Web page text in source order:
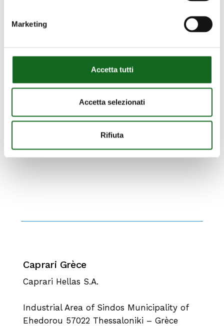
Marketing
Accetta tutti
Accetta selezionati
Rifiuta
Orton Southgate Peterborough PE2 6XU –
Grande-Bretagne
Caprari Grèce
Caprari Hellas S.A.
Industrial Area of Sindos Municipality of
Ehedorou 57022 Thessaloniki – Grèce